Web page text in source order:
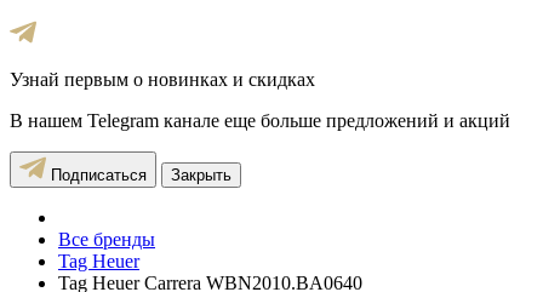
Узнай первым о новинках и скидках
В нашем Telegram канале еще больше предложений и акций
Подписаться Закрыть
Все бренды
Tag Heuer
Tag Heuer Carrera WBN2010.BA0640